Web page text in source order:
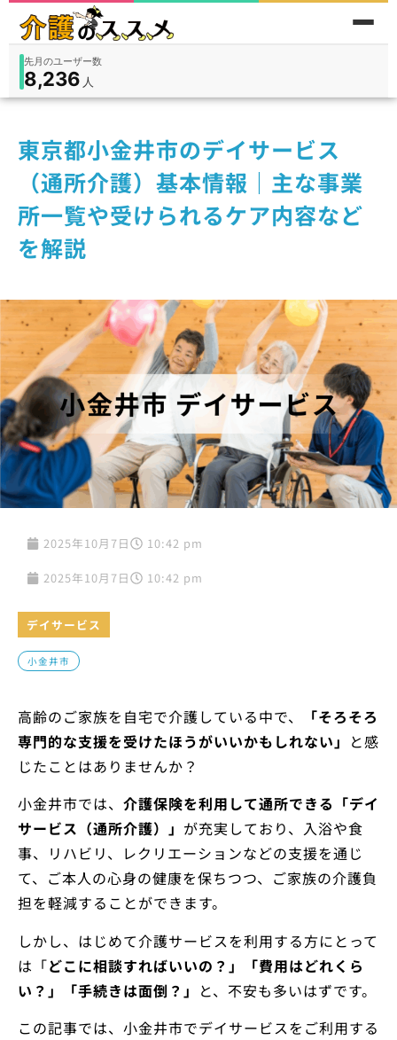
在宅9,360入所3,194
人
累計問い合わせ数
185件
東京都小金井市のデイサービス
（通所介護）基本情報｜主な事業
所一覧や受けられるケア内容など
を解説
2025年10月7日 10:42 pm
2025年10月7日 10:42 pm
デイサービス
小金井市
高齢のご家族を自宅で介護している中で、
「そろそろ
専門的な支援を受けたほうがいいかもしれない」 と感
じたことはありませんか？
小金井市では、 介護保険を利用して通所できる「デイ
サービス（通所介護）」 が充実しており、入浴や食
事、リハビリ、レクリエーションなどの支援を通じ
て、ご本人の心身の健康を保ちつつ、ご家族の介護負
担を軽減することができます。
しかし、はじめて介護サービスを利用する方にとって
は「どこに相談すればいいの？」「費用はどれくら
い？」「手続きは面倒？」 と、不安も多いはずです。
この記事では、小金井市でデイサービスをご利用する